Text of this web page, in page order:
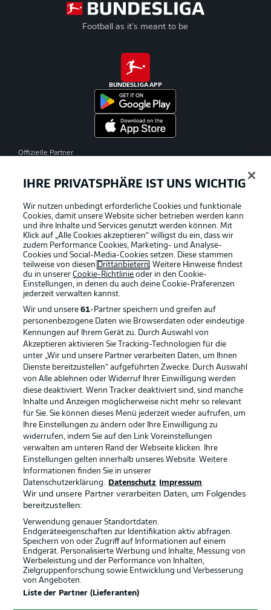
Football as it's meant to be
BUNDESLIGA APP
Offizielle Partner
Rechtliche Hinweise Voreinstellungen verwalten
Datenschutz Nutzungsbedingungen
Kontakt Jobs
Impressum Partner
Spieler Liveticker
AGB
© 2026 Bundesliga-Gruppe GmbH
IHRE PRIVATSPHÄRE IST UNS WICHTIG
Wir nutzen unbedingt erforderliche Cookies und funktionale
Cookies, damit unsere Website sicher betrieben werden kann
und ihre Inhalte und Services genutzt werden können. Mit
Klick auf „Alle Cookies akzeptieren“ willigst du ein, dass wir
zudem Performance Cookies, Marketing- und Analyse-
Cookies und Social-Media-Cookies setzen. Diese stammen
teilweise von diesen Drittanbietern. Weitere Hinweise findest
du in unsererCookie-Richtlinie oder in den Cookie-
Einstellungen, in denen du auch deine Cookie-Präferenzen
jederzeit verwalten kannst.
Wir und unsere61-Partner speichern und greifen auf
personenbezogene Daten wie Browserdaten oder eindeutige
Kennungen auf Ihrem Gerät zu. Durch Auswahl von
Akzeptieren aktivieren Sie Tracking-Technologien für die
unter „Wir und unsere Partner verarbeiten Daten, um Ihnen
Dienste bereitzustellen“ aufgeführten Zwecke. Durch Auswahl
von Alle ablehnen oder Widerruf Ihrer Einwilligung werden
diese deaktiviert. Wenn Tracker deaktiviert sind, sind manche
Inhalte und Anzeigen möglicherweise nicht mehr so relevant
für Sie. Sie können dieses Menü jederzeit wieder aufrufen, um
Ihre Einstellungen zu ändern oder Ihre Einwilligung zu
widerrufen, indem Sie auf den Link Voreinstellungen
verwalten am unteren Rand der Webseite klicken. Ihre
Einstellungen gelten innerhalb unseres Website. Weitere
Informationen finden Sie in unserer
Datenschutzerklärung.
Datenschutz Impressum
Wir und unsere Partner verarbeiten Daten, um Folgendes
bereitzustellen:
Verwendung genauer Standortdaten.
Endgeräteeigenschaften zur Identifikation aktiv abfragen.
Speichern von oder Zugriff auf Informationen auf einem
Endgerät. Personalisierte Werbung und Inhalte, Messung von
Werbeleistung und der Performance von Inhalten,
Zielgruppenforschung sowie Entwicklung und Verbesserung
von Angeboten.
Liste der Partner (Lieferanten)